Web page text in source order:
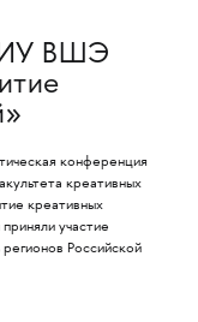
ВШЭ
конференция
креативных
креативных
участие
Российской